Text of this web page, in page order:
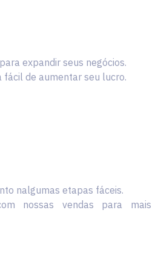
expandir seus negócios.
fácil de aumentar seu lucro.
nalgumas etapas fáceis.
nossas vendas para mais